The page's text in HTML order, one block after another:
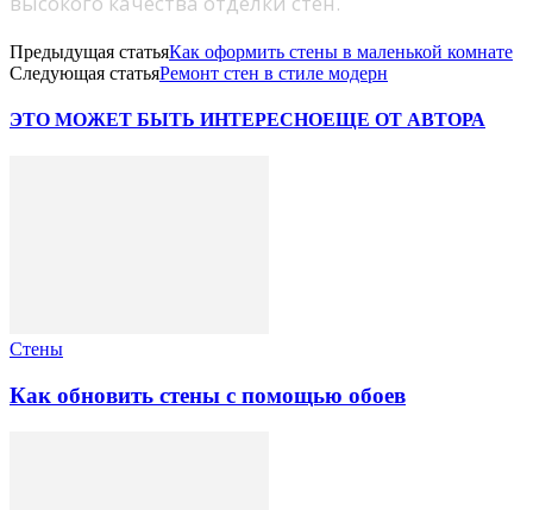
Предыдущая статьяКак оформить стены в маленькой комнате
Следующая статьяРемонт стен в стиле модерн
ЭТО МОЖЕТ БЫТЬ ИНТЕРЕСНОЕЩЕ ОТ АВТОРА
Стены
Как обновить стены с помощью обоев